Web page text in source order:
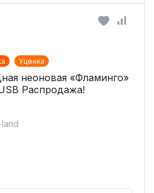
Уценка
неоновая «Фламинго»
Распродажа!